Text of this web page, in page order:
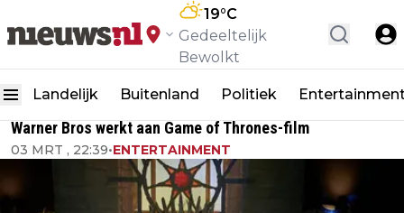
19°C
Gedeeltelijk
Bewolkt
Landelijk Buitenland Politiek
Warner Bros werkt aan Game of Thrones-film
03 MRT , 22:39•ENTERTAINMENT